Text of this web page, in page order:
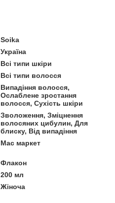
Soika
Україна
Всі типи шкіри
Всі типи волосся
Випадіння волосся,
Ослаблене зростання
волосся, Сухість шкіри
Зволоження, Зміцнення
волосяних цибулин, Для
блиску, Від випадіння
Мас маркет
Флакон
200 мл
Жіноча